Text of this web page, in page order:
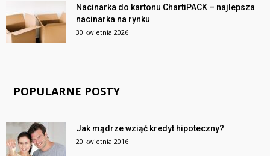
Nacinarka do kartonu ChartiPACK – najlepsza
nacinarka na rynku
30 kwietnia 2026
POPULARNE POSTY
Jak mądrze wziąć kredyt hipoteczny?
20 kwietnia 2016